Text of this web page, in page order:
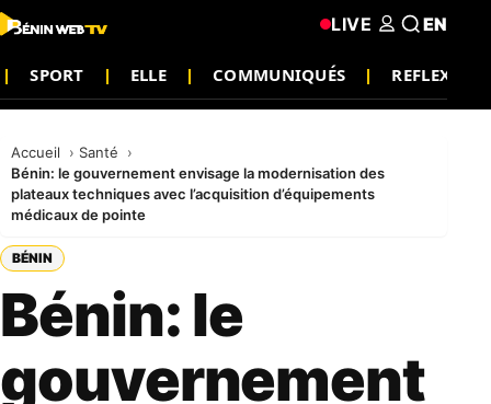
SPORT ELLE COMMUNIQUÉS REFLEXION
LIVE EN
Accueil
Santé
Bénin: le gouvernement envisage la modernisation des
plateaux techniques avec l’acquisition d’équipements
médicaux de pointe
BÉNIN
Bénin: le
gouvernement